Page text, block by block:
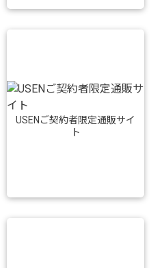
USENご契約者限定通販サイ
ト